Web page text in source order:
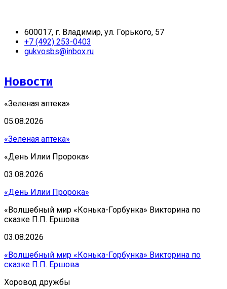
600017, г. Владимир, ул. Горького, 57
+7 (492) 253-0403
gukvosbs@inbox.ru
Новости
«Зеленая аптека»
05.08.2026
«Зеленая аптека»
«День Илии Пророка»
03.08.2026
«День Илии Пророка»
«Волшебный мир «Конька-Горбунка» Викторина по
сказке П.П. Ершова
03.08.2026
«Волшебный мир «Конька-Горбунка» Викторина по
сказке П.П. Ершова
Хоровод дружбы